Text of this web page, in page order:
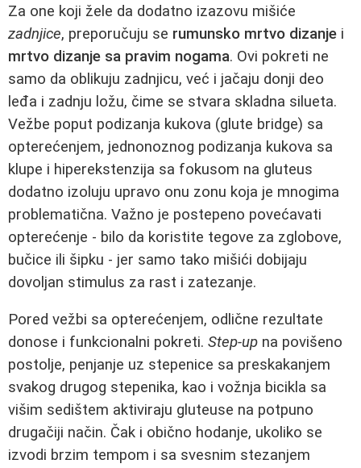
Za one koji žele da dodatno izazovu mišiće
zadnjice, preporučuju se rumunsko mrtvo dizanje i
mrtvo dizanje sa pravim nogama. Ovi pokreti ne
samo da oblikuju zadnjicu, već i jačaju donji deo
leđa i zadnju ložu, čime se stvara skladna silueta.
Vežbe poput podizanja kukova (glute bridge) sa
opterećenjem, jednonoznog podizanja kukova sa
klupe i hiperekstenzija sa fokusom na gluteus
dodatno izoluju upravo onu zonu koja je mnogima
problematična. Važno je postepeno povećavati
opterećenje - bilo da koristite tegove za zglobove,
bučice ili šipku - jer samo tako mišići dobijaju
dovoljan stimulus za rast i zatezanje.
Pored vežbi sa opterećenjem, odlične rezultate
donose i funkcionalni pokreti. Step-up na povišeno
postolje, penjanje uz stepenice sa preskakanjem
svakog drugog stepenika, kao i vožnja bicikla sa
višim sedištem aktiviraju gluteuse na potpuno
drugačiji način. Čak i obično hodanje, ukoliko se
izvodi brzim tempom i sa svesnim stezanjem